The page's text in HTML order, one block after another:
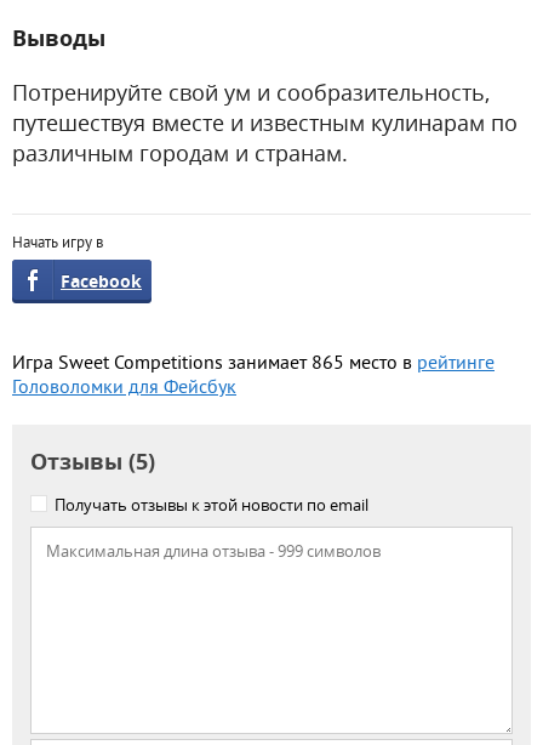
Выводы
Потренируйте свой ум и сообразительность,
путешествуя вместе и известным кулинарам по
различным городам и странам.
Начать игру в
Facebook
Игра Sweet Competitions занимает 865 место в рейтинге
Головоломки для Фейсбук
Отзывы (5)
Получать отзывы к этой новости по email